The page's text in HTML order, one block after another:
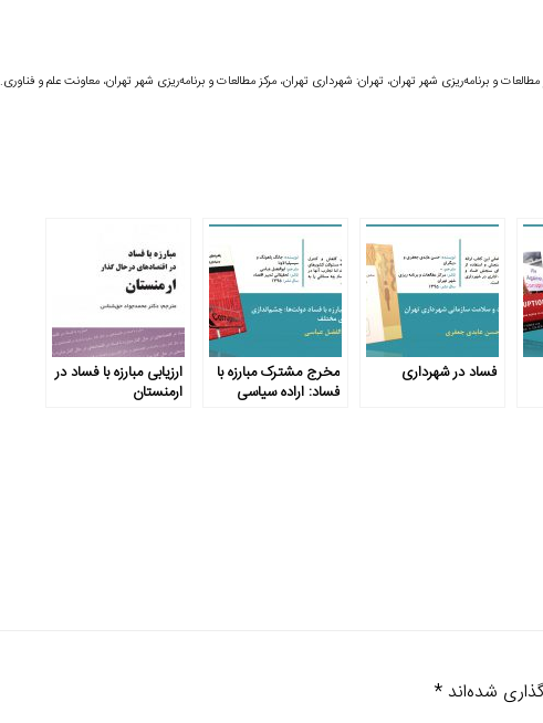
و برنامه‌ریزی شهر تهران، تهران: شهرداری تهران، مرکز مطالعات و برنامه‌ریزی شهر تهران، معاونت علم و فناوری.
فساد در شهرداری
مخرج مشترک مبارزه با
فساد: اراده سیاسی
ارزیابی مبارزه با فساد در
ارمنستان
شده‌اند*